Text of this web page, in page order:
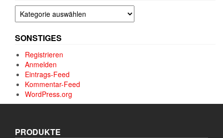
Kategorien
SONSTIGES
Registrieren
Anmelden
Eintrags-Feed
Kommentar-Feed
WordPress.org
PRODUKTE